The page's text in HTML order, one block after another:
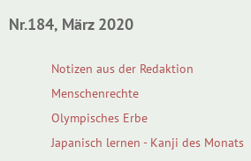
Nr.184, März 2020
Notizen aus der Redaktion
Menschenrechte
Olympisches Erbe
Japanisch lernen - Kanji des Monats